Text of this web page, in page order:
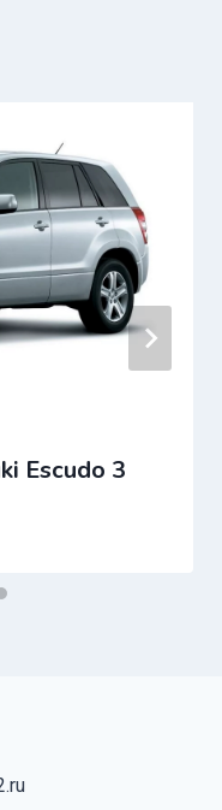
Escudo 3